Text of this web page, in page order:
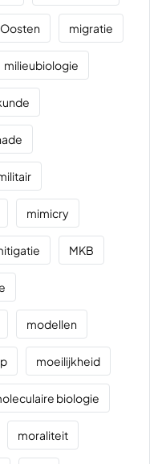
migratie
milieubiologie
mimicry
MKB
modellen
moeilijkheid
biologie
moraliteit